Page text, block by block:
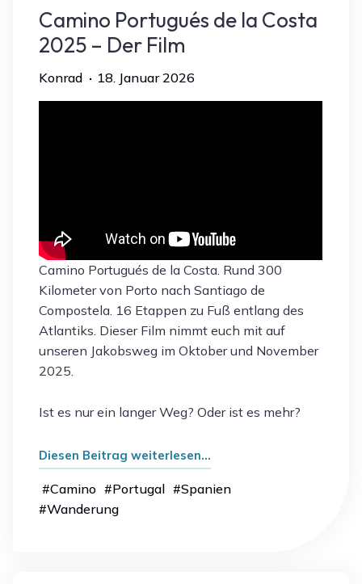
Camino Portugués de la Costa
2025 – Der Film
Konrad 18. Januar 2026
Camino Portugués de la Costa. Rund 300
Kilometer von Porto nach Santiago de
Compostela. 16 Etappen zu Fuß entlang des
Atlantiks. Dieser Film nimmt euch mit auf
unseren Jakobsweg im Oktober und November
2025.
Ist es nur ein langer Weg? Oder ist es mehr?
Diesen Beitrag weiterlesen…
#Camino #Portugal #Spanien
#Wanderung